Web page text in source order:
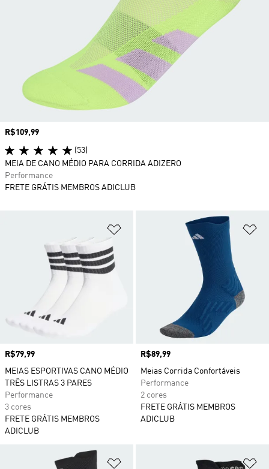
Adicionar à Lista de Desejos
Preço
R$79,99
MEIAS ESPORTIVAS CANO MÉDIO
TRÊS LISTRAS 3 PARES
Performance
3 cores
FRETE GRÁTIS MEMBROS
ADICLUB
Preço
R$89,99
Meias Corrida Confortáveis
Performance
2 cores
FRETE GRÁTIS MEMBROS
ADICLUB
Adicionar à Lista de Desejos
Preço
R$109,99
(53)
MEIA DE CANO MÉDIO PARA CORRIDA ADIZERO
Performance
FRETE GRÁTIS MEMBROS ADICLUB